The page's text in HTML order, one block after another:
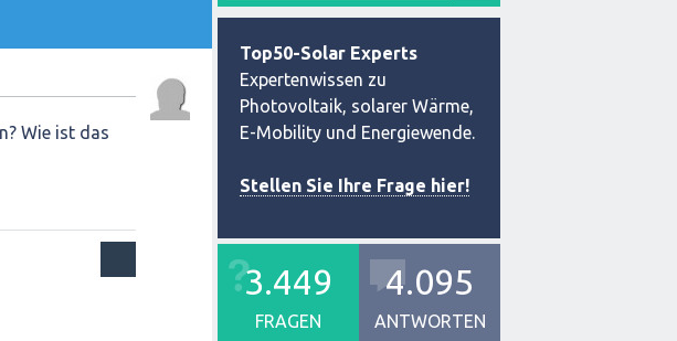
Wie ist das
Top50-Solar Experts
Expertenwissen zu
Photovoltaik, solarer Wärme,
E-Mobility und Energiewende.
Stellen Sie Ihre Frage hier!
3.449
FRAGEN
4.095
ANTWORTEN